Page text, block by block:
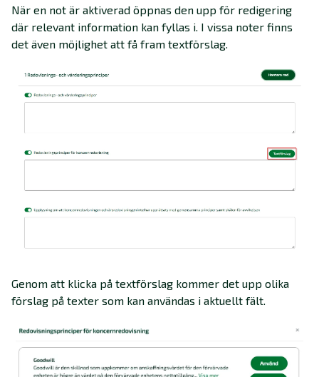
När en not är aktiverad öppnas den upp för redigering
där relevant information kan fyllas i. I vissa noter finns
det även möjlighet att få fram textförslag.
Genom att klicka på textförslag kommer det upp olika
förslag på texter som kan användas i aktuellt fält.